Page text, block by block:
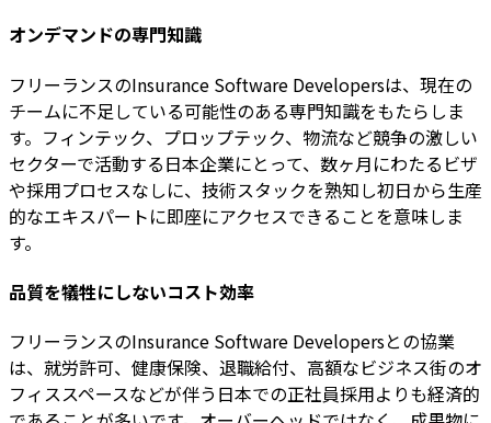
オンデマンドの専門知識
フリーランスのInsurance Software Developersは、現在の
チームに不足している可能性のある専門知識をもたらしま
す。フィンテック、プロップテック、物流など競争の激しい
セクターで活動する日本企業にとって、数ヶ月にわたるビザ
や採用プロセスなしに、技術スタックを熟知し初日から生産
的なエキスパートに即座にアクセスできることを意味しま
す。
品質を犠牲にしないコスト効率
フリーランスのInsurance Software Developersとの協業
は、就労許可、健康保険、退職給付、高額なビジネス街のオ
フィススペースなどが伴う日本での正社員採用よりも経済的